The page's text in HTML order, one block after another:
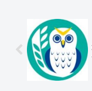
定、PFAS（有機フッ素化
問題、米軍基地、伝統文化